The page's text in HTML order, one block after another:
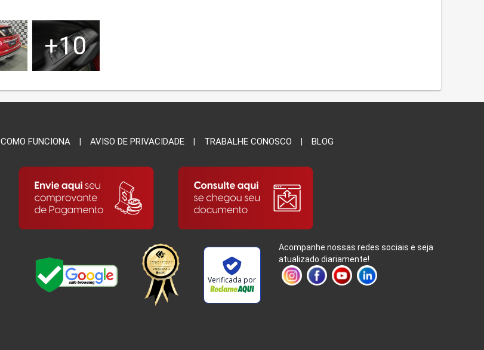
+10
COMO FUNCIONA AVISO DE PRIVACIDADE TRABALHE CONOSCO BLOG
Verificada por
Acompanhe nossas redes sociais e seja
atualizado diariamente!